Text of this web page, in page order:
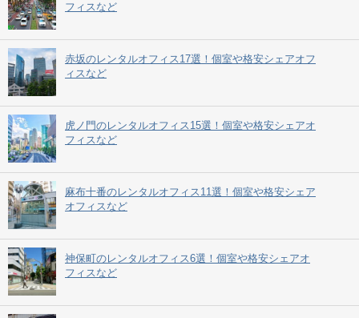
フィスなど
赤坂のレンタルオフィス17選！個室や格安シェアオフ
ィスなど
虎ノ門のレンタルオフィス15選！個室や格安シェアオ
フィスなど
麻布十番のレンタルオフィス11選！個室や格安シェア
オフィスなど
神保町のレンタルオフィス6選！個室や格安シェアオ
フィスなど